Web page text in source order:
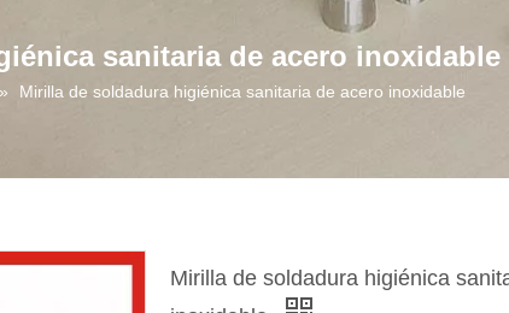
sanitaria de acero inoxidable
» Mirilla de soldadura higiénica sanitaria de acero inoxidable
Mirilla de soldadura higiénica